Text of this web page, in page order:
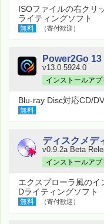
ISOファイルの右クリ
ライティングソフト
無料 （寄付歓迎）
Power2Go 13
v13.0.5924.0
インストールアプ
Blu-ray Disc対応CD/
無料
ディスクメデ
v0.9.2a Beta
インストールアプ
エクスプローラ風のイ
Dライティングソフト
無料 （寄付歓迎）